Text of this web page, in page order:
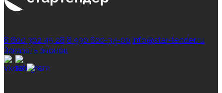
8 800 302 45 28 8 930 600‑34‑00 info@star-tender.ru
Заказать звонок